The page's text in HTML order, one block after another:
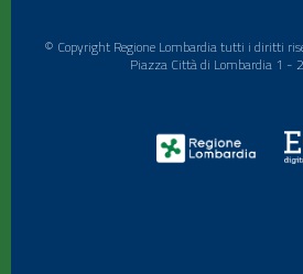
© Copyright Regione Lombardia tutti i diritti
Piazza Città di Lombardia 1 -